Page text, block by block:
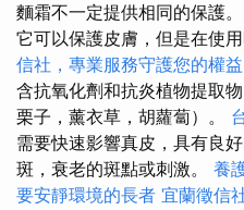
麵霜不一定提供相同的保護。
它可以保護皮膚，但是在使
信社，專業服務守護您的權益
含抗氧化劑和抗炎植物提取
栗子，薰衣草，胡蘿蔔）。
需要快速影響真皮，具有良
斑，衰老的斑點或刺激。 養
要安靜環境的長者 宜蘭徵信